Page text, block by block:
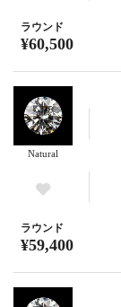
ラウンド
¥60,500
Natural
ラウンド
¥59,400